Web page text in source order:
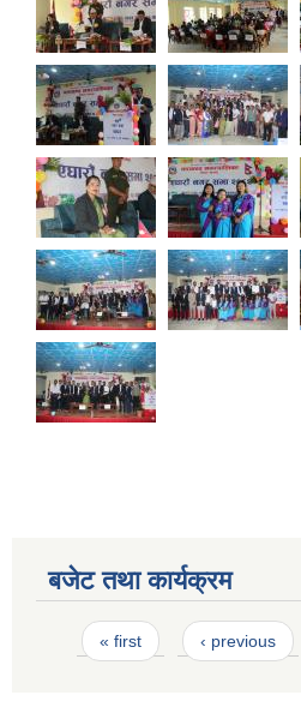
बजेट तथा कार्यक्रम
Pages
« first ‹ previous